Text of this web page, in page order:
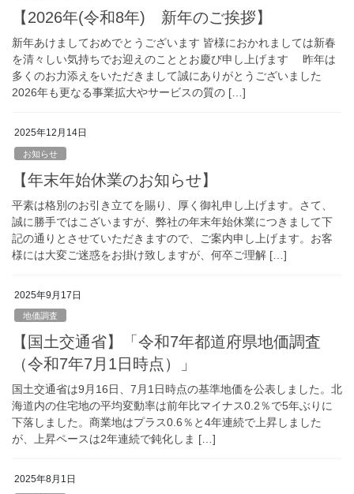
【2026年(令和8年) 新年のご挨拶】
新年あけましておめでとうございます 皆様におかれましては新春
を清々しい気持ちでお迎えのこととお慶び申し上げます 昨年は
多くのお力添えをいただきまして誠にありがとうございました
2026年も更なる事業拡大やサービスの質の […]
2025年12月14日
お知らせ
【年末年始休業のお知らせ】
平素は格別のお引き立てを賜り、厚く御礼申し上げます。さて、
誠に勝手ではこざいますが、弊社の年末年始休業につきまして下
記の通りとさせていただきますので、ご案内申し上げます。お客
様には大変ご迷惑をお掛け致しますが、何卒ご理解 […]
2025年9月17日
地価調査
【国土交通省】「令和7年都道府県地価調査
（令和7年7月1日時点）」
国土交通省は9月16日、7月1日時点の基準地価を公表しました。北
海道内の住宅地の平均変動率は前年比マイナス0.2％で5年ぶりに
下落しました。商業地はプラス0.6％と4年連続で上昇しました
が、上昇ペースは2年連続で鈍化しま […]
2025年8月1日